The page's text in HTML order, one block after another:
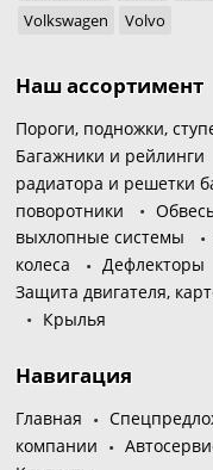
Volkswagen
Volvo
Наш ассортимент
Пороги, подножки,
Багажники и рейлинги
радиатора и решетки
поворотники
выхлопные системы
колеса
Дефлекторы
Защита двигателя,
Крылья
Навигация
Главная
компании